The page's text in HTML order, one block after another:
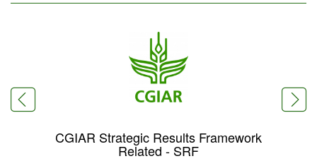
CGIAR Strategic Results Framework
Related - SRF